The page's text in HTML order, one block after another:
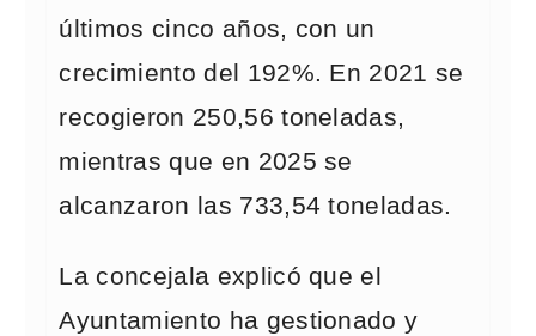
últimos cinco años, con un
crecimiento del 192%. En 2021 se
recogieron 250,56 toneladas,
mientras que en 2025 se
alcanzaron las 733,54 toneladas.
La concejala explicó que el
Ayuntamiento ha gestionado y